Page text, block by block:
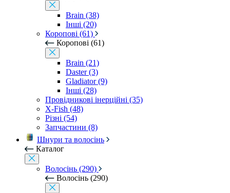
Brain (38)
Інші (20)
Коропові (61)
Коропові (61)
Brain (21)
Daster (3)
Gladiator (9)
Інші (28)
Провідникові інерційні (35)
X-Fish (48)
Різні (54)
Запчастини (8)
Шнури та волосінь
Каталог
Волосінь (290)
Волосінь (290)